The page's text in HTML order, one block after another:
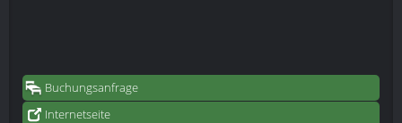
Buchungsanfrage
Internetseite